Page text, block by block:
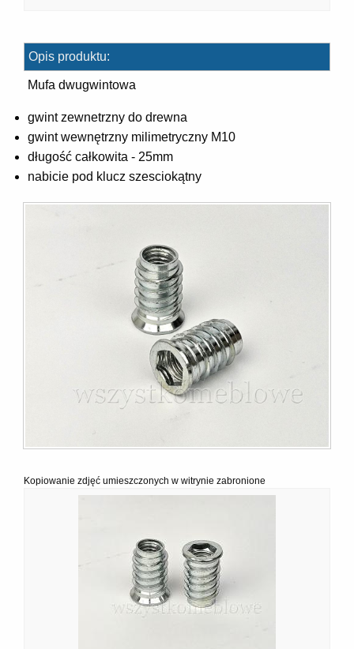
Opis produktu:
Mufa dwugwintowa
gwint zewnetrzny do drewna
gwint wewnętrzny milimetryczny M10
długość całkowita - 25mm
nabicie pod klucz szesciokątny
Kopiowanie zdjęć umieszczonych w witrynie zabronione